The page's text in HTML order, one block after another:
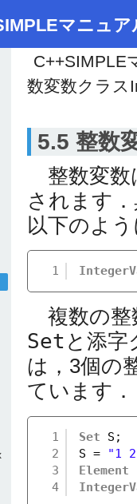
マニュア
C++SIMPLE
数変数クラス
5.5 整数
整数変数
されます
以下のよ
1
複数の整
Set と添字
は，3個の
ています．
1
2
3
4
Set
S;
S =
"1
Element